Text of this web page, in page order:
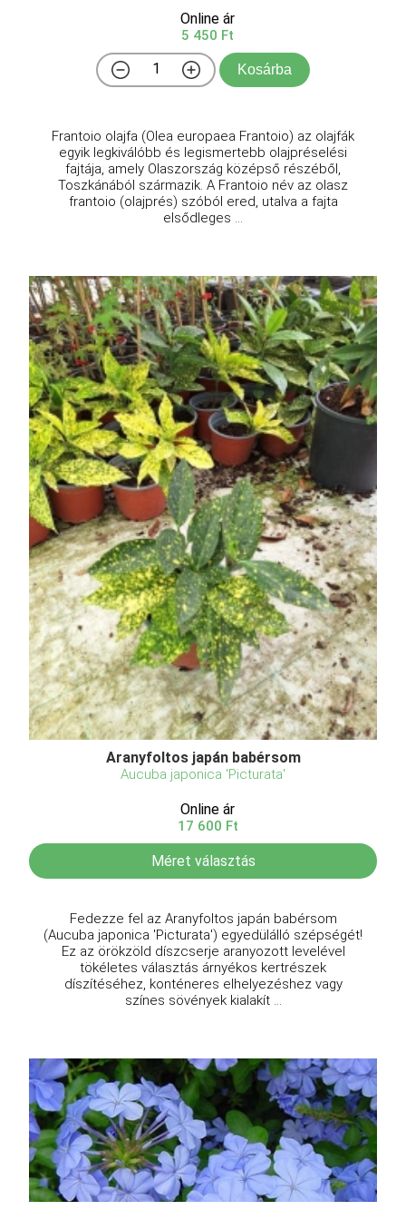
Online ár
5 450 Ft
Kosárba
Frantoio olajfa (Olea europaea Frantoio) az olajfák
egyik legkiválóbb és legismertebb olajpréselési
fajtája, amely Olaszország középső részéből,
Toszkánából származik. A Frantoio név az olasz
frantoio (olajprés) szóból ered, utalva a fajta
elsődleges ...
Aranyfoltos japán babérsom
Aucuba japonica 'Picturata'
Online ár
17 600 Ft
Méret választás
Fedezze fel az Aranyfoltos japán babérsom
(Aucuba japonica 'Picturata') egyedülálló szépségét!
Ez az örökzöld díszcserje aranyozott levelével
tökéletes választás árnyékos kertrészek
díszítéséhez, konténeres elhelyezéshez vagy
színes sövények kialakít ...